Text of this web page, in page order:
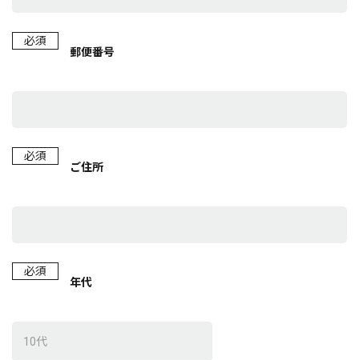
必須
郵便番号
必須
ご住所
必須
年代